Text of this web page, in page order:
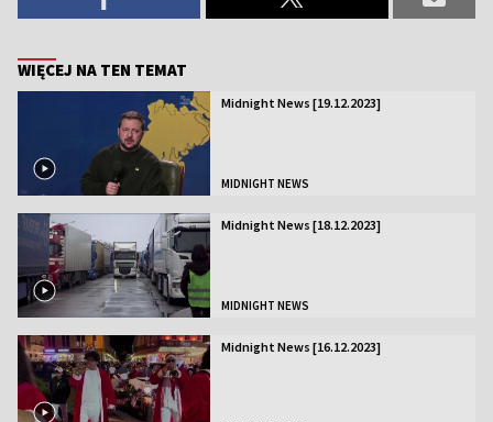
WIĘCEJ NA TEN TEMAT
Midnight News [19.12.2023]
MIDNIGHT NEWS
Midnight News [18.12.2023]
MIDNIGHT NEWS
Midnight News [16.12.2023]